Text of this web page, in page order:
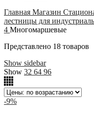
Главная Магазин
лестницы для
4 Многомаршевые
Представлено 18 товаров
Show sidebar
Show 32 64 96
-9%